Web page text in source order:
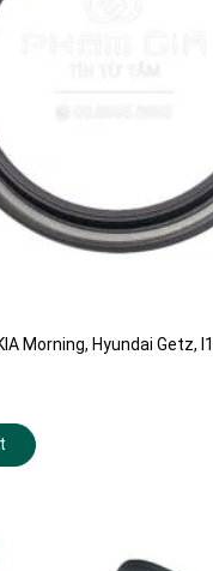
Morning, Hyundai Getz,